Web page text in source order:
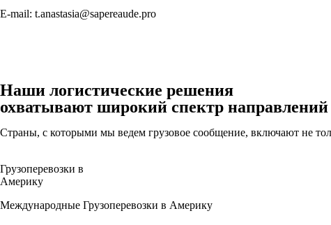
E-mail: t.anastasia@sapereaude.pro
Наши логистические решения
охватывают широкий спектр направлений
Страны, с которыми мы ведем грузовое сообщение, включают не
Грузоперевозки в
Америку
Международные Грузоперевозки в Америку